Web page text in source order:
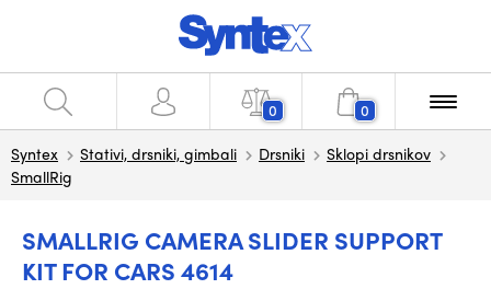
0 0
Syntex Stativi, drsniki, gimbali Drsniki
Sklopi drsnikov
SmallRig
SMALLRIG CAMERA SLIDER SUPPORT
KIT FOR CARS 4614